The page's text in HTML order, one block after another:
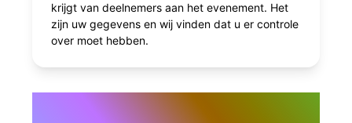
krijgt van deelnemers aan het evenement. Het
zijn uw gegevens en wij vinden dat u er controle
over moet hebben.